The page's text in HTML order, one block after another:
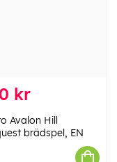
kr
Avalon Hill
brädspel, EN